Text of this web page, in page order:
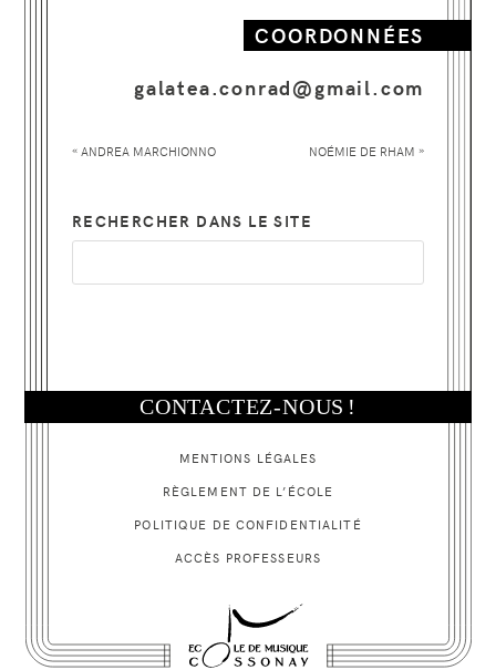
COORDONNÉES
galatea.conrad@gmail.com
« ANDREA MARCHIONNO NOÉMIE DE RHAM »
RECHERCHER DANS LE SITE
CONTACTEZ-NOUS !
MENTIONS LÉGALES
RÈGLEMENT DE L’ÉCOLE
POLITIQUE DE CONFIDENTIALITÉ
ACCÈS PROFESSEURS